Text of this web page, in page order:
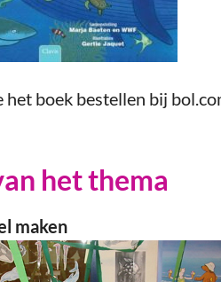
het boek bestellen bij
het thema
maken